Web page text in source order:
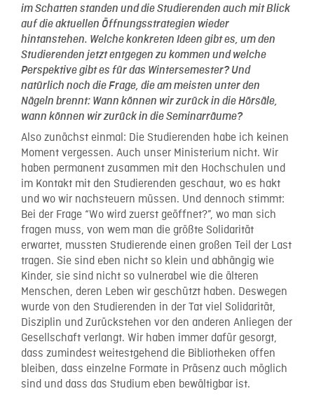
im Schatten standen und die Studierenden auch mit Blick
auf die aktuellen Öffnungsstrategien wieder
hintanstehen. Welche konkreten Ideen gibt es, um den
Studierenden jetzt entgegen zu kommen und welche
Perspektive gibt es für das Wintersemester? Und
natürlich noch die Frage, die am meisten unter den
Nägeln brennt: Wann können wir zurück in die Hörsäle,
wann können wir zurück in die Seminarräume?
Also zunächst einmal: Die Studierenden habe ich keinen
Moment vergessen. Auch unser Ministerium nicht. Wir
haben permanent zusammen mit den Hochschulen und
im Kontakt mit den Studierenden geschaut, wo es hakt
und wo wir nachsteuern müssen. Und dennoch stimmt:
Bei der Frage “Wo wird zuerst geöffnet?”, wo man sich
fragen muss, von wem man die größte Solidarität
erwartet, mussten Studierende einen großen Teil der Last
tragen. Sie sind eben nicht so klein und abhängig wie
Kinder, sie sind nicht so vulnerabel wie die älteren
Menschen, deren Leben wir geschützt haben. Deswegen
wurde von den Studierenden in der Tat viel Solidarität,
Disziplin und Zurückstehen vor den anderen Anliegen der
Gesellschaft verlangt. Wir haben immer dafür gesorgt,
dass zumindest weitestgehend die Bibliotheken offen
bleiben, dass einzelne Formate in Präsenz auch möglich
sind und dass das Studium eben bewältigbar ist.